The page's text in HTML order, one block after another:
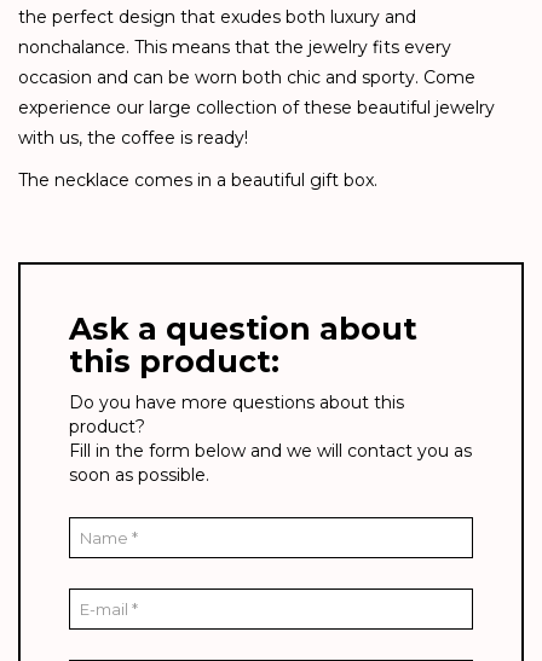
the perfect design that exudes both luxury and
nonchalance. This means that the jewelry fits every
occasion and can be worn both chic and sporty. Come
experience our large collection of these beautiful jewelry
with us, the coffee is ready!
The necklace comes in a beautiful gift box.
Ask a question about
this product:
Do you have more questions about this
product?
Fill in the form below and we will contact you as
soon as possible.